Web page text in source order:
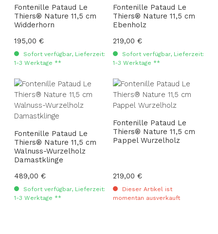
Fontenille Pataud Le
Thiers® Nature 11,5 cm
Widderhorn
Regulärer Preis:
195,00 €
Sofort verfügbar, Lieferzeit:
1-3 Werktage **
Fontenille Pataud Le
Thiers® Nature 11,5 cm
Ebenholz
Regulärer Preis:
219,00 €
Sofort verfügbar, Lieferzeit:
1-3 Werktage **
Fontenille Pataud Le
Thiers® Nature 11,5 cm
Walnuss-Wurzelholz
Damastklinge
Regulärer Preis:
489,00 €
Sofort verfügbar, Lieferzeit:
1-3 Werktage **
Fontenille Pataud Le
Thiers® Nature 11,5 cm
Pappel Wurzelholz
Regulärer Preis:
219,00 €
Dieser Artikel ist
momentan ausverkauft